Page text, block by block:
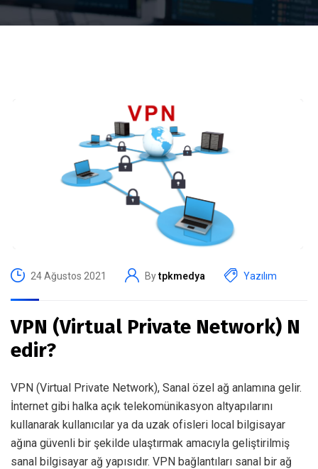
24 Ağustos 2021 Bytpkmedya Yazılım
VPN (Virtual Private Network) N
edir?
VPN (Virtual Private Network), Sanal özel ağ anlamına gelir.
İnternet gibi halka açık telekomünikasyon altyapılarını
kullanarak kullanıcılar ya da uzak ofisleri local bilgisayar
ağına güvenli bir şekilde ulaştırmak amacıyla geliştirilmiş
sanal bilgisayar ağ yapısıdır. VPN bağlantıları sanal bir ağ